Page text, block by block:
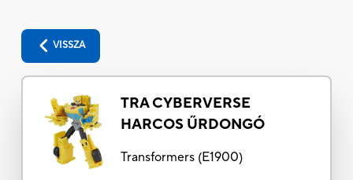
VISSZA
TRA CYBERVERSE
HARCOS ŰRDONGÓ
Transformers(E1900)